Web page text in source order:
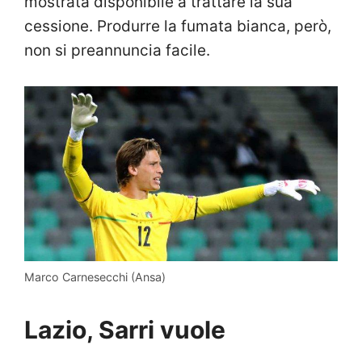
cessione. Produrre la fumata bianca, però,
non si preannuncia facile.
Marco Carnesecchi (Ansa)
Lazio, Sarri vuole